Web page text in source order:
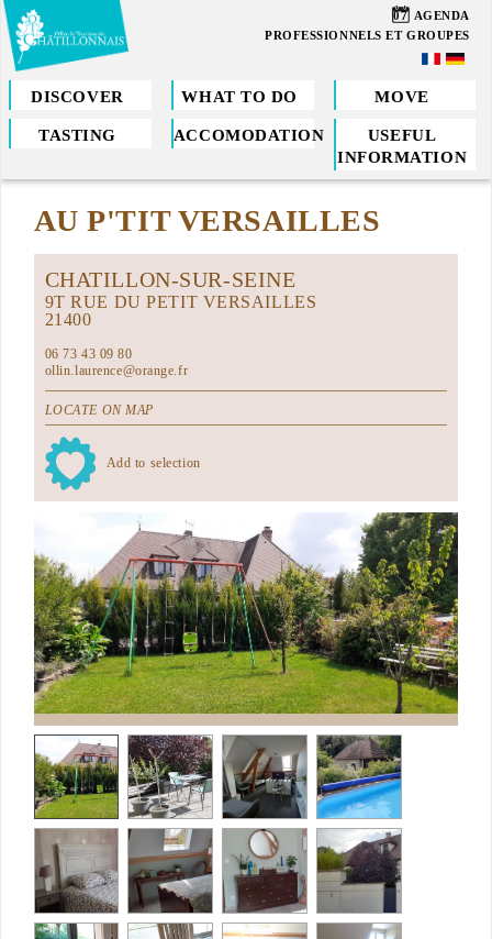
Skip
to
main
content
07 AGENDA
PROFESSIONNELS ET GROUPES
DISCOVER WHAT TO DO MOVE
TASTING ACCOMODATION
USEFUL
INFORMATION
You
are
hereAU P'TIT VERSAILLES
CHATILLON-SUR-SEINE
9T RUE DU PETIT VERSAILLES
21400
06 73 43 09 80
ollin.laurence@orange.fr
LOCATE ON MAP
Add to selection